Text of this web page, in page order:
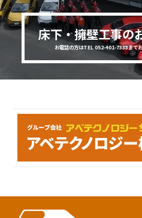
床下・擁壁工事の
お電話の方はTEL 052-401-7333まで